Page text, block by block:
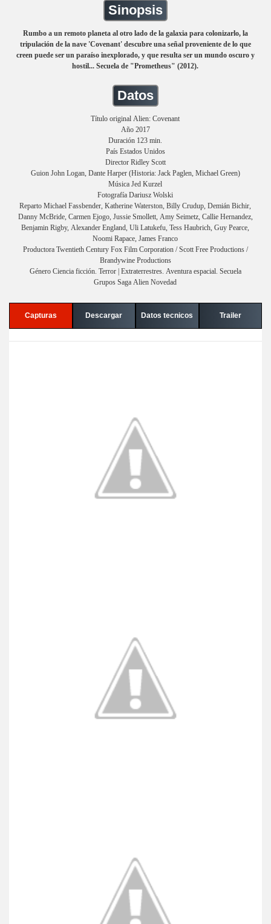
Sinopsis
Rumbo a un remoto planeta al otro lado de la galaxia para colonizarlo, la
tripulación de la nave 'Covenant' descubre una señal proveniente de lo que
creen puede ser un paraíso inexplorado, y que resulta ser un mundo oscuro y
hostil... Secuela de "Prometheus" (2012).
Datos
Título original Alien: Covenant
Año 2017
Duración 123 min.
País Estados Unidos
Director Ridley Scott
Guion John Logan, Dante Harper (Historia: Jack Paglen, Michael Green)
Música Jed Kurzel
Fotografía Dariusz Wolski
Reparto Michael Fassbender, Katherine Waterston, Billy Crudup, Demián Bichir,
Danny McBride, Carmen Ejogo, Jussie Smollett, Amy Seimetz, Callie Hernandez,
Benjamin Rigby, Alexander England, Uli Latukefu, Tess Haubrich, Guy Pearce,
Noomi Rapace, James Franco
Productora Twentieth Century Fox Film Corporation / Scott Free Productions /
Brandywine Productions
Género Ciencia ficción. Terror | Extraterrestres. Aventura espacial. Secuela
Grupos Saga Alien Novedad
Capturas Descargar Datos tecnicos Trailer